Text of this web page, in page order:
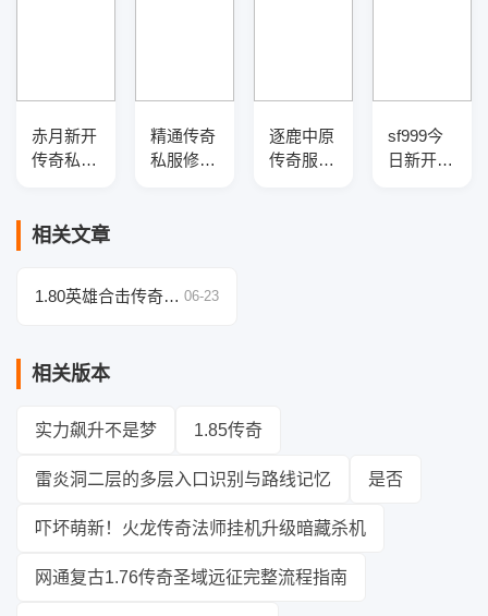
赤月新开
传奇私服
本库-五
防御盾牌
精通传奇
私服修改
逐鹿中原
传奇服务
sf999今
日新开传
相关文章
1.80英雄合击传奇技 06-23
相关版本
实力飙升不是梦 1.85传奇
雷炎洞二层的多层入口识别与路线记忆 是否
吓坏萌新！火龙传奇法师挂机升级暗藏杀机
网通复古1.76传奇圣域远征完整流程指南